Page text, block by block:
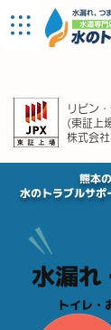
リビン
(東証上
株式会
熊本
水のトラブルサポ
水漏れ
トイレ・